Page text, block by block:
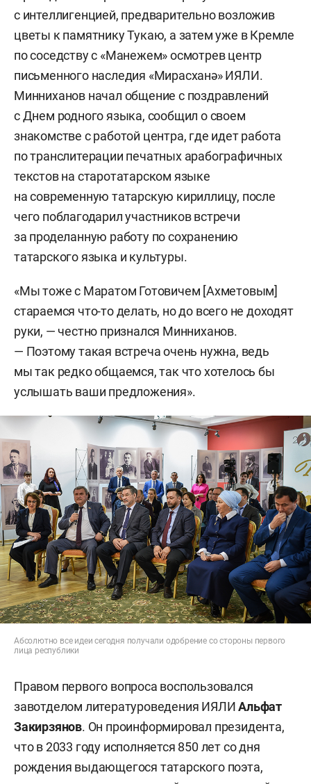
с интеллигенцией, предварительно возложив
цветы к памятнику Тукаю, а затем уже в Кремле
по соседству с «Манежем» осмотрев центр
письменного наследия «Мирасханә» ИЯЛИ.
Минниханов начал общение с поздравлений
с Днем родного языка, сообщил о своем
знакомстве с работой центра, где идет работа
по транслитерации печатных арабографичных
текстов на старотатарском языке
на современную татарскую кириллицу, после
чего поблагодарил участников встречи
за проделанную работу по сохранению
татарского языка и культуры.
«Мы тоже с Маратом Готовичем [Ахметовым]
стараемся что-то делать, но до всего не доходят
руки, — честно признался Минниханов.
— Поэтому такая встреча очень нужна, ведь
мы так редко общаемся, так что хотелось бы
услышать ваши предложения».
Абсолютно все идеи сегодня получали одобрение со стороны первого
лица республики
Правом первого вопроса воспользовался
завотделом литературоведения ИЯЛИАльфат
Закирзянов. Он проинформировал президента,
что в 2033 году исполняется 850 лет со дня
рождения выдающегося татарского поэта,